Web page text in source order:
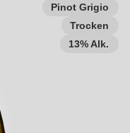
Pinot Grigio
Trocken
13% Alk.